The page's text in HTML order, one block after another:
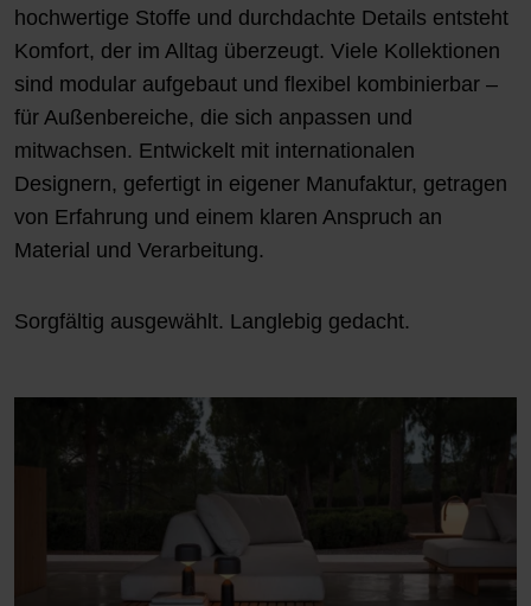
hochwertige Stoffe und durchdachte Details entsteht
Komfort, der im Alltag überzeugt. Viele Kollektionen
sind modular aufgebaut und flexibel kombinierbar –
für Außenbereiche, die sich anpassen und
mitwachsen. Entwickelt mit internationalen
Designern, gefertigt in eigener Manufaktur, getragen
von Erfahrung und einem klaren Anspruch an
Material und Verarbeitung.
Sorgfältig ausgewählt. Langlebig gedacht.